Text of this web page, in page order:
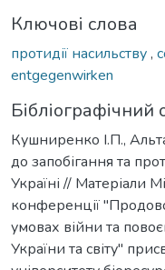
Ключові слова
протидії насильству,
entgegenwirken
Бібліографічний
Кушниренко І.П.,
до запобігання та
Україні // Матеріали
конференції
умовах війни та
України та світу"